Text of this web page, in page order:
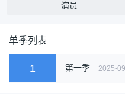
演员
单季列表
1 第一季 2025-